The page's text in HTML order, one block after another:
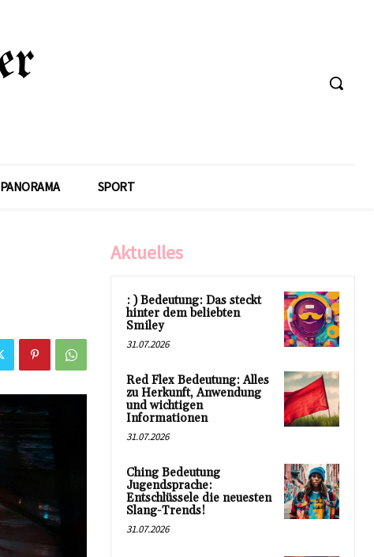
PANORAMA SPORT
Aktuelles
: ) Bedeutung: Das steckt
hinter dem beliebten
Smiley
31.07.2026
Red Flex Bedeutung: Alles
zu Herkunft, Anwendung
und wichtigen
Informationen
31.07.2026
Ching Bedeutung
Jugendsprache:
Entschlüssele die neuesten
Slang-Trends!
31.07.2026